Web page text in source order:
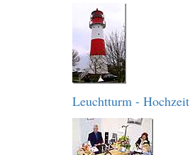
Leuchtturm - Hochzeit